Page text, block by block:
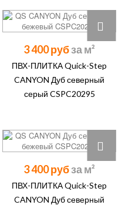
3 400 руб
ПВХ-ПЛИТКА Quick-Step
CANYON Дуб северный
серый CSPC20295
3 400 руб
ПВХ-ПЛИТКА Quick-Step
CANYON Дуб северный